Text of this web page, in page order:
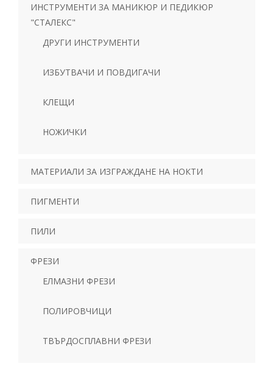
ИНСТРУМЕНТИ ЗА МАНИКЮР И ПЕДИКЮР
"СТАЛЕКС"
ДРУГИ ИНСТРУМЕНТИ
ИЗБУТВАЧИ И ПОВДИГАЧИ
КЛЕЩИ
НОЖИЧКИ
МАТЕРИАЛИ ЗА ИЗГРАЖДАНЕ НА НОКТИ
ПИГМЕНТИ
ПИЛИ
ФРЕЗИ
ЕЛМАЗНИ ФРЕЗИ
ПОЛИРОВЧИЦИ
ТВЪРДОСПЛАВНИ ФРЕЗИ